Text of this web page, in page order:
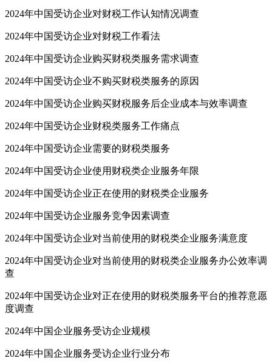
2024年中国受访企业对财税工作认知情况调查
2024年中国受访企业对财税工作看法
2024年中国受访企业购买财税类服务需求调查
2024年中国受访企业不购买财税类服务的原因
2024年中国受访企业购买财税服务后企业成本与效率调查
2024年中国受访企业财税类服务工作痛点
2024年中国受访企业需要的财税类服务
2024年中国受访企业使用财税类企业服务年限
2024年中国受访企业正在使用的财税类企业服务
2024年中国受访企业服务竞争因素调查
2024年中国受访企业对当前使用的财税类企业服务满意度
2024年中国受访企业对当前使用的财税类企业服务办公效率调
查
2024年中国受访企业对正在使用的财税类服务平台的推荐意愿
度调查
2024年中国企业服务受访企业规模
2024年中国企业服务受访企业行业分布